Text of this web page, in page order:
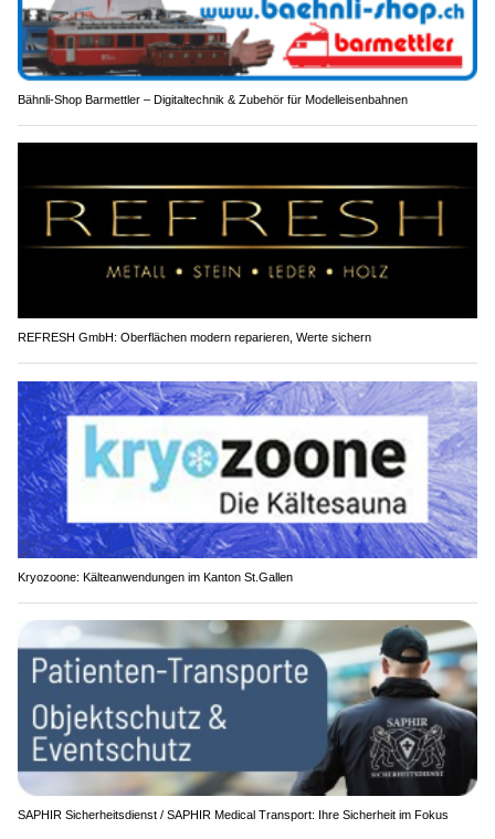
Bähnli-Shop Barmettler – Digitaltechnik & Zubehör für Modelleisenbahnen
REFRESH GmbH: Oberflächen modern reparieren, Werte sichern
Kryozoone: Kälteanwendungen im Kanton St.Gallen
SAPHIR Sicherheitsdienst / SAPHIR Medical Transport: Ihre Sicherheit im Fokus